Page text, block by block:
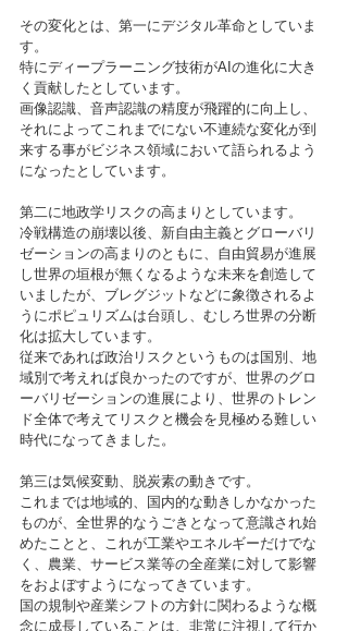
その変化とは、第一にデジタル革命としていま
す。
特にディープラーニング技術がAIの進化に大き
く貢献したとしています。
画像認識、音声認識の精度が飛躍的に向上し、
それによってこれまでにない不連続な変化が到
来する事がビジネス領域において語られるよう
になったとしています。
第二に地政学リスクの高まりとしています。
冷戦構造の崩壊以後、新自由主義とグローバリ
ゼーションの高まりのともに、自由貿易が進展
し世界の垣根が無くなるような未来を創造して
いましたが、ブレグジットなどに象徴されるよ
うにポピュリズムは台頭し、むしろ世界の分断
化は拡大しています。
従来であれば政治リスクというものは国別、地
域別で考えれば良かったのですが、世界のグロ
ーバリゼーションの進展により、世界のトレン
ド全体で考えてリスクと機会を見極める難しい
時代になってきました。
第三は気候変動、脱炭素の動きです。
これまでは地域的、国内的な動きしかなかった
ものが、全世界的なうごきとなって意識され始
めたことと、これが工業やエネルギーだけでな
く、農業、サービス業等の全産業に対して影響
をおよぼすようになってきています。
国の規制や産業シフトの方針に関わるような概
念に成長していることは、非常に注視して行か